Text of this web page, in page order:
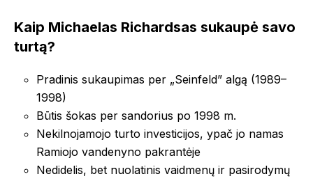
Kaip Michaelas Richardsas sukaupė savo
turtą?
Pradinis sukaupimas per „Seinfeld” algą (1989–
1998)
Būtis šokas per sandorius po 1998 m.
Nekilnojamojo turto investicijos, ypač jo namas
Ramiojo vandenyno pakrantėje
Nedidelis, bet nuolatinis vaidmenų ir pasirodymų